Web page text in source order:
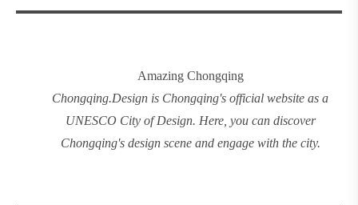
Amazing Chongqing
Chongqing.Design is Chongqing's official website as a
UNESCO City of Design. Here, you can discover
Chongqing's designscene and engage with the city.